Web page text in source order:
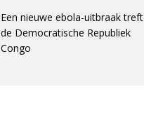
Een nieuwe ebola-uitbraak treft
de Democratische Republiek
Congo